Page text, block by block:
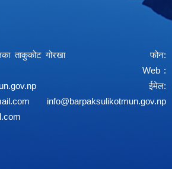
ताकुकोट गोरखा फोन:
Web :
ईमेल:
info@barpaksulikotmun.gov.np